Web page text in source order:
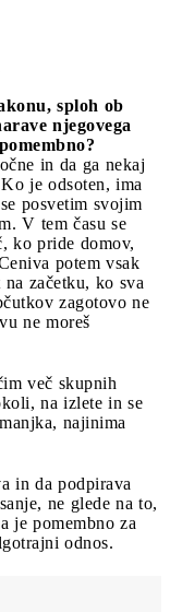
sploh ob
njegovega
in da ga nekaj
je odsoten, ima
posvetim svojim
V tem času se
ko pride domov,
potem vsak
začetku, ko sva
zagotovo ne
ne moreš
več skupnih
na izlete in se
najinima
in da podpirava
ne glede na to,
je pomembno za
odnos.